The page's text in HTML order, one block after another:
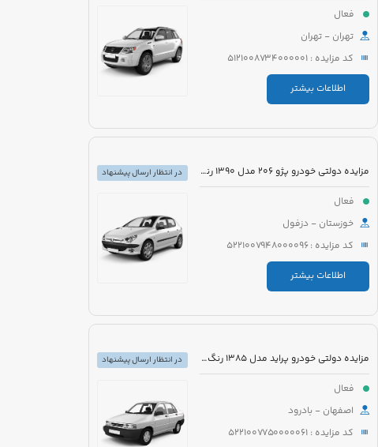
فعال
تهران - تهران
کد مزایده : 5121008734000001
اطلاعات بیشتر
مزایده دولتی خودرو پژو 206 مدل 1390 رنگ سفید
فعال
خوزستان - دزفول
کد مزایده : 5221007948000096
اطلاعات بیشتر
در انتظار ارسال پیشنهاد
مزایده دولتی خودرو پراید مدل 1385 رنگ نقره ای
فعال
اصفهان - بادرود
کد مزایده : 5221007750000061
در انتظار ارسال پیشنهاد